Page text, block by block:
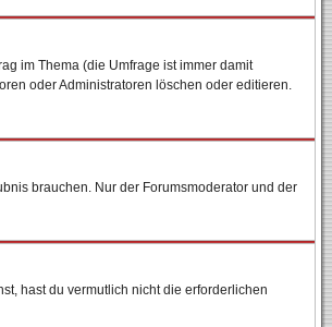
im Thema (die Umfrage ist immer damit
oder Administratoren löschen oder editieren.
brauchen. Nur der Forumsmoderator und der
hast du vermutlich nicht die erforderlichen